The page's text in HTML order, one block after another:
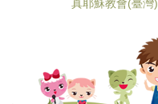
真耶穌教會(臺灣)